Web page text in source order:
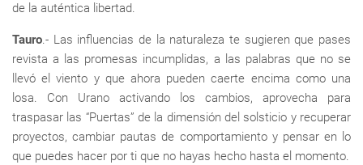
de la auténtica libertad.
Tauro.- Las influencias de la naturaleza te sugieren que pases
revista a las promesas incumplidas, a las palabras que no se
llevó el viento y que ahora pueden caerte encima como una
losa. Con Urano activando los cambios, aprovecha para
traspasar las “Puertas” de la dimensión del solsticio y recuperar
proyectos, cambiar pautas de comportamiento y pensar en lo
que puedes hacer por ti que no hayas hecho hasta el momento.